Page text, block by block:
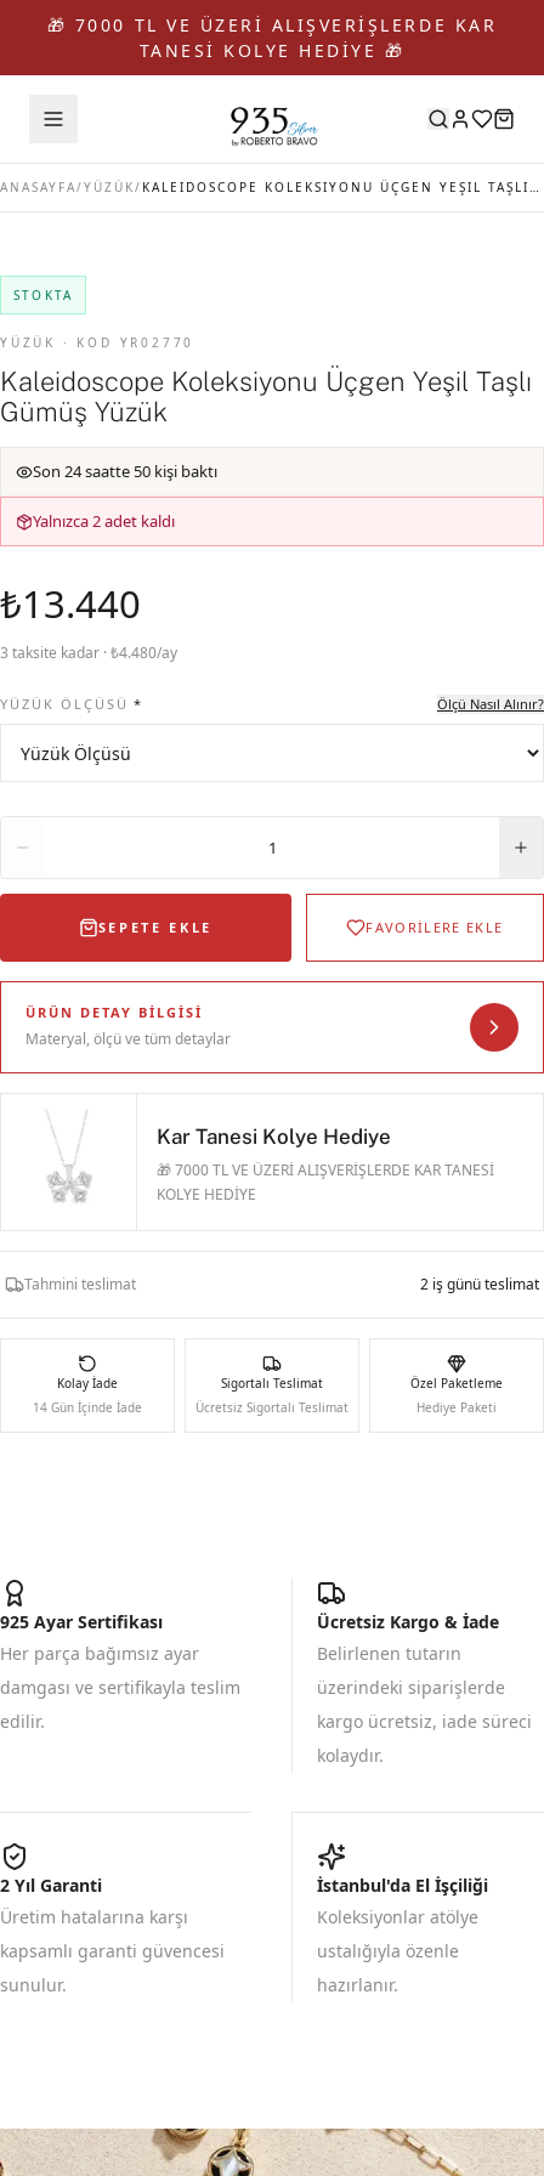
🎁 7000 TL VE ÜZERİ ALIŞVERİŞLERDE KAR
TANESİ KOLYE HEDİYE 🎁
ANASAYFA/YÜZÜK/ KALEIDOSCOPE KOLEKSIYONU ÜÇGEN YEŞIL TAŞLI GÜMÜŞ YÜZÜK
STOKTA
YÜZÜK · KOD YR02770
Kaleidoscope Koleksiyonu Üçgen Yeşil Taşlı
Gümüş Yüzük
Son 24 saatte 50 kişi baktı
Yalnızca 2 adet kaldı
₺13.440
3 taksite kadar · ₺4.480/ay
YÜZÜK ÖLÇÜSÜ * Ölçü Nasıl Alınır?
1
SEPETE EKLE FAVORİLERE EKLE
ÜRÜN DETAY BILGISI
Materyal, ölçü ve tüm detaylar
Kar Tanesi Kolye Hediye
🎁 7000 TL VE ÜZERİ ALIŞVERİŞLERDE KAR TANESİ
KOLYE HEDİYE
Tahmini teslimat 2 iş günü teslimat
Kolay İade
14 Gün İçinde İade
Sigortalı Teslimat
Ücretsiz Sigortalı Teslimat
Özel Paketleme
Hediye Paketi
925 Ayar Sertifikası
Her parça bağımsız ayar
damgası ve sertifikayla teslim
edilir.
Ücretsiz Kargo & İade
Belirlenen tutarın
üzerindeki siparişlerde
kargo ücretsiz, iade süreci
kolaydır.
2 Yıl Garanti
Üretim hatalarına karşı
kapsamlı garanti güvencesi
sunulur.
İstanbul'da El İşçiliği
Koleksiyonlar atölye
ustalığıyla özenle
hazırlanır.